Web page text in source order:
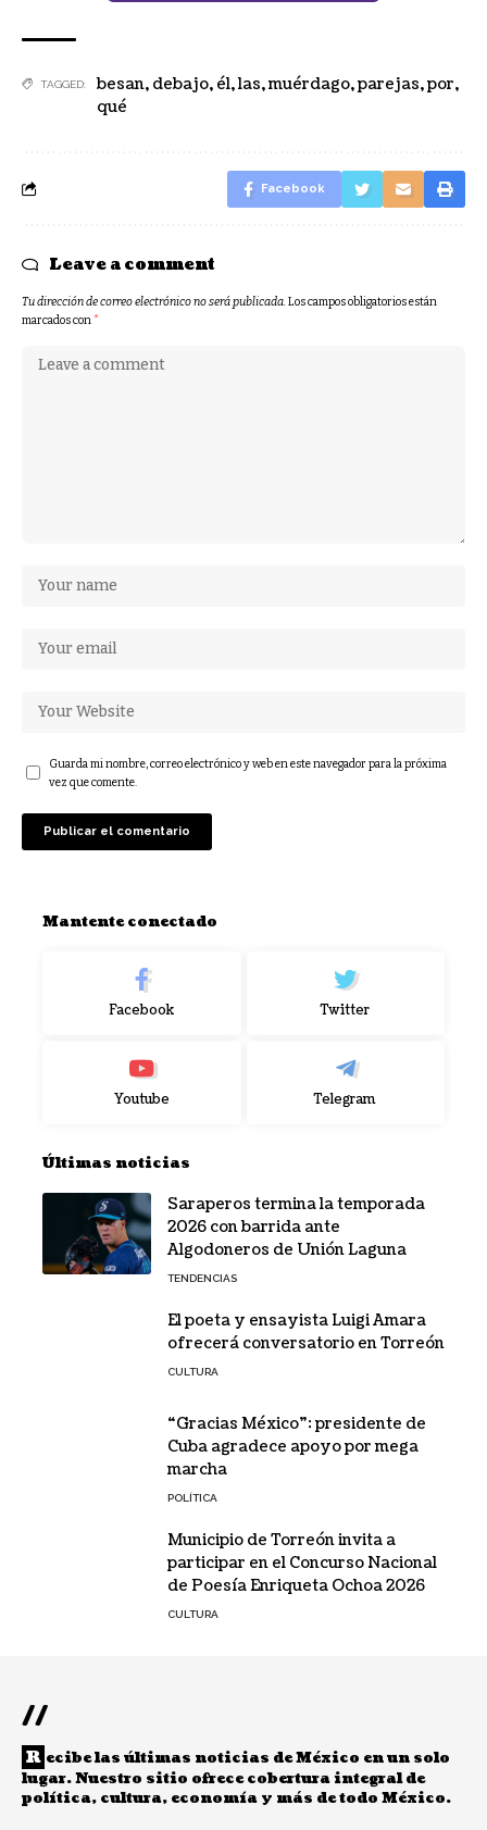
TAGGED: besan, debajo, él,las,muérdago,parejas,por,
qué
Facebook
Leave a comment
Tu dirección de correo electrónico no será publicada. Los campos obligatorios están
marcados con *
Guarda mi nombre, correo electrónico y web en este navegador para la próxima
vez que comente.
Mantente conectado
Facebook Twitter
Youtube Telegram
Últimas noticias
Saraperos termina la temporada
2026 con barrida ante
Algodoneros de Unión Laguna
TENDENCIAS
El poeta y ensayista Luigi Amara
ofrecerá conversatorio en Torreón
CULTURA
“Gracias México”: presidente de
Cuba agradece apoyo por mega
marcha
POLÍTICA
Municipio de Torreón invita a
participar en el Concurso Nacional
de Poesía Enriqueta Ochoa 2026
CULTURA
//
R ecibe las últimas noticias de México en un solo
lugar. Nuestro sitio ofrece cobertura integral de
política, cultura, economía y más de todo México.